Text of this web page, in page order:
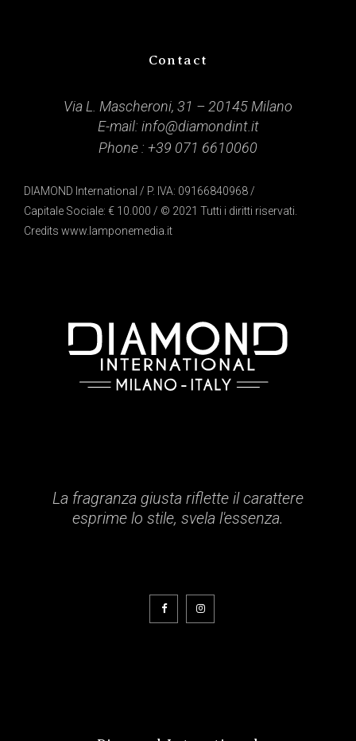
Contact
Via L. Mascheroni, 31 – 20145 Milano
E-mail: info@diamondint.it
Phone : +39 071 6610060
DIAMOND International / P. IVA: 09166840968 /
Capitale Sociale: € 10.000 / © 2021 Tutti i diritti riservati.
Credits www.lamponemedia.it
La fragranza giusta riflette il carattere
esprime lo stile, svela l'essenza.